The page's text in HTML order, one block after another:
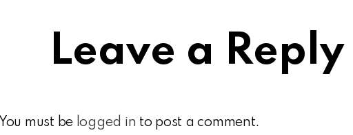
Leave a Reply
You must be logged in to post a comment.